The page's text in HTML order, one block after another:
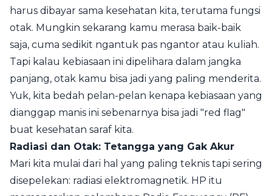
harus dibayar sama kesehatan kita, terutama fungsi
otak. Mungkin sekarang kamu merasa baik-baik
saja, cuma sedikit ngantuk pas ngantor atau kuliah.
Tapi kalau kebiasaan ini dipelihara dalam jangka
panjang, otak kamu bisa jadi yang paling menderita.
Yuk, kita bedah pelan-pelan kenapa kebiasaan yang
dianggap manis ini sebenarnya bisa jadi "red flag"
buat kesehatan saraf kita.
Radiasi dan Otak: Tetangga yang Gak Akur
Mari kita mulai dari hal yang paling teknis tapi sering
disepelekan: radiasi elektromagnetik. HP itu